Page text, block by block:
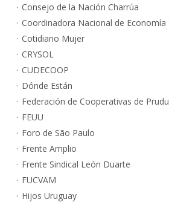
Consejo de la Nación Charrúa
Coordinadora Nacional de Economía
Cotidiano Mujer
CRYSOL
CUDECOOP
Dónde Están
Federación de Cooperativas de
FEUU
Foro de São Paulo
Frente Amplio
Frente Sindical León Duarte
FUCVAM
Hijos Uruguay